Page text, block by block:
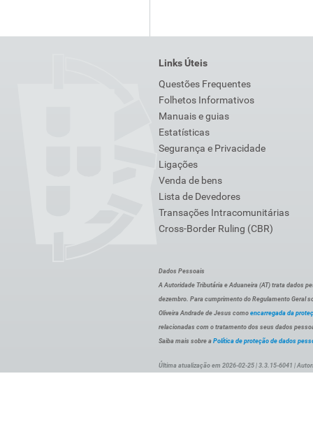
Links Úteis
Questões Frequentes
Folhetos Informativos
Manuais e guias
Estatísticas
Segurança e Privacidade
Ligações
Venda de bens
Lista de Devedores
Transações Intracomunitárias
Cross-Border Ruling (CBR)
Dados Pessoais
A Autoridade Tributária e Aduaneira (AT) trata dados
dezembro. Para cumprimento do Regulamento Geral
Oliveira Andrade de Jesus como encarregada da
relacionadas com o tratamento dos seus dados
Saiba mais sobre a Política de proteção de dados
Última atualização em 2026-02-25 | 3.3.15-6041 |